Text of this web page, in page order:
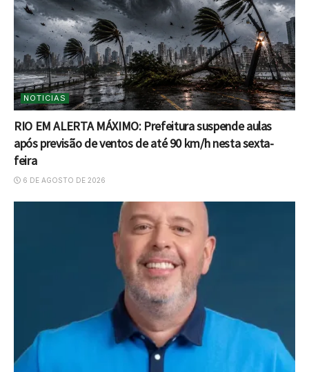
NOTICIAS
RIO EM ALERTA MÁXIMO: Prefeitura suspende aulas
após previsão de ventos de até 90 km/h nesta sexta-
feira
6 DE AGOSTO DE 2026